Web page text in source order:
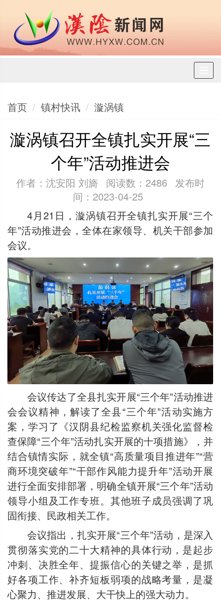
首页 镇村快讯 漩涡镇
漩涡镇召开全镇扎实开展“三
个年”活动推进会
作者：沈安阳 刘旖 阅读数：2486 发布时
间：2023-04-25
4月21日，漩涡镇召开全镇扎实开展“三个
年”活动推进会，全体在家领导、机关干部参加
会议。
会议传达了全县扎实开展“三个年”活动推进
会会议精神，解读了全县“三个年”活动实施方
案，学习了《汉阴县纪检监察机关强化监督检
查保障“三个年”活动扎实开展的十项措施》，并
结合镇情实际，就全镇“高质量项目推进年”“营
商环境突破年”“干部作风能力提升年”活动开展
进行全面安排部署，明确全镇开展“三个年”活动
领导小组及工作专班。其他班子成员强调了巩
固衔接、民政相关工作。
会议指出，扎实开展“三个年”活动，是深入
贯彻落实党的二十大精神的具体行动，是起步
冲刺、决胜全年、提振信心的关键之举，是抓
好各项工作、补齐短板弱项的战略考量，是凝
心聚力、推进发展、大干快上的强大动力。